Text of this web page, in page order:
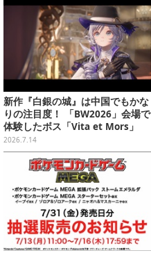
新作『白銀の城』は中国でもかな
りの注目度！ 「BW2026」会場で
体験したボス「Vita et Mors」
「シンデレラ」戦をお届けーパリ
ィはCBTよりも遊びやすくなった
かも【プレイ&現地ブースレポ】
2026.7.14